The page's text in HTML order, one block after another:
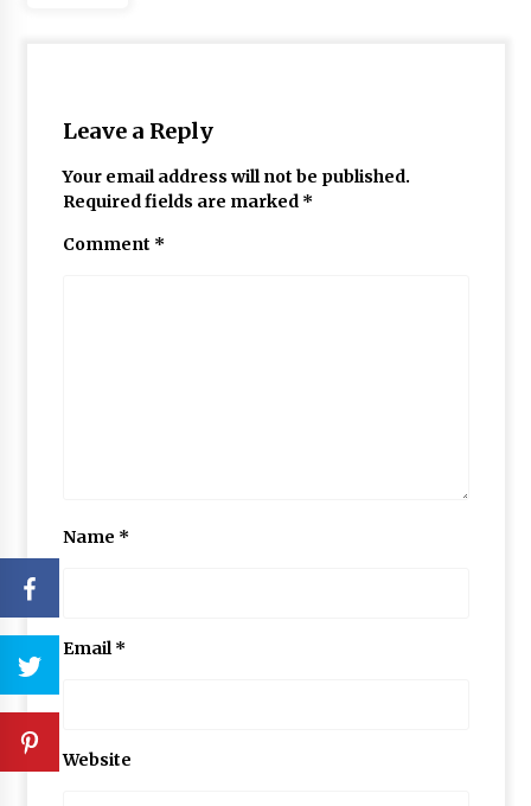
Leave a Reply
Your email address will not be published.
Required fields are marked *
Comment *
Name *
Email*
Website